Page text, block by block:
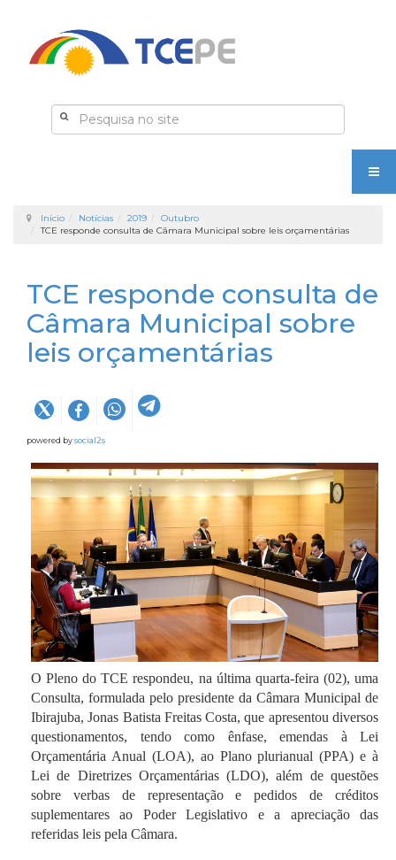
Início Notícias 2019
Outubro
TCE responde consulta de Câmara Municipal sobre leis orçamentárias
TCE responde consulta de
Câmara Municipal sobre
leis orçamentárias
powered bysocial2s
O Pleno do TCE respondeu, na última quarta-feira (02), uma
Consulta, formulada pelo presidente da Câmara Municipal de
Ibirajuba, Jonas Batista Freitas Costa, que apresentou diversos
questionamentos, tendo como ênfase, emendas à Lei
Orçamentária Anual (LOA), ao Plano plurianual (PPA) e à
Lei de Diretrizes Orçamentárias (LDO), além de questões
sobre verbas de representação e pedidos de créditos
suplementares ao Poder Legislativo e a apreciação das
referidas leis pela Câmara.